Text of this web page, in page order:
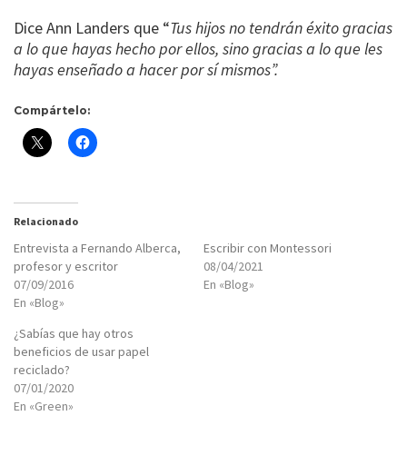
Dice Ann Landers que “Tus hijos no tendrán éxito gracias
a lo que hayas hecho por ellos, sino gracias a lo que les
hayas enseñado a hacer por sí mismos”.
Compártelo:
Relacionado
Entrevista a Fernando Alberca,
profesor y escritor
07/09/2016
En «Blog»
Escribir con Montessori
08/04/2021
En «Blog»
¿Sabías que hay otros
beneficios de usar papel
reciclado?
07/01/2020
En «Green»